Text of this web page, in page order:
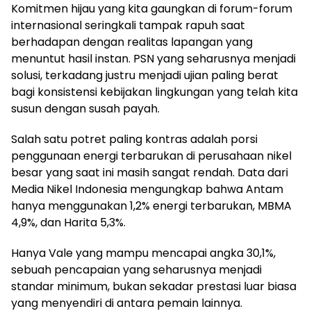
Komitmen hijau yang kita gaungkan di forum-forum
internasional seringkali tampak rapuh saat
berhadapan dengan realitas lapangan yang
menuntut hasil instan. PSN yang seharusnya menjadi
solusi, terkadang justru menjadi ujian paling berat
bagi konsistensi kebijakan lingkungan yang telah kita
susun dengan susah payah.
Salah satu potret paling kontras adalah porsi
penggunaan energi terbarukan di perusahaan nikel
besar yang saat ini masih sangat rendah. Data dari
Media Nikel Indonesia mengungkap bahwa Antam
hanya menggunakan 1,2% energi terbarukan, MBMA
4,9%, dan Harita 5,3%.
Hanya Vale yang mampu mencapai angka 30,1%,
sebuah pencapaian yang seharusnya menjadi
standar minimum, bukan sekadar prestasi luar biasa
yang menyendiri di antara pemain lainnya.